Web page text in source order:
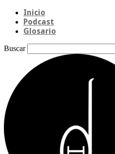
Inicio
Podcast
Glosario
Buscar